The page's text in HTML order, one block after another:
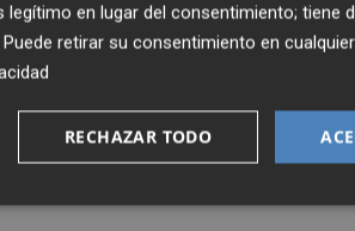
59 grupos de 34 centros
y permanecen confinados,
en lugar del consentimiento; tiene
Puede retirar su consentimiento en
RECHAZAR TODO